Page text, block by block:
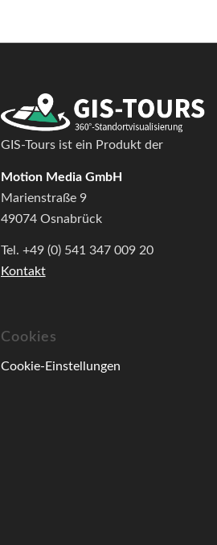
GIS-Tours ist ein Produkt der
Motion Media GmbH
Marienstraße 9
49074 Osnabrück
Tel. +49 (0) 541 347 009 20
Kontakt
Cookies
Cookie-Einstellungen